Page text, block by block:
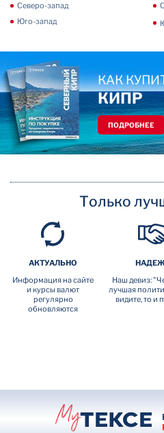
Северо-запад
Юго-запад
КАК
КИПР
ПОДРОБНЕЕ
Только
АКТУАЛЬНО
Информация на сайте
и курсы валют
регулярно
обновляются
Наш девиз:
лучшая
видите, то и